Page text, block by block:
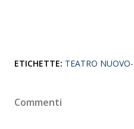
ETICHETTE: TEATRO
Commenti